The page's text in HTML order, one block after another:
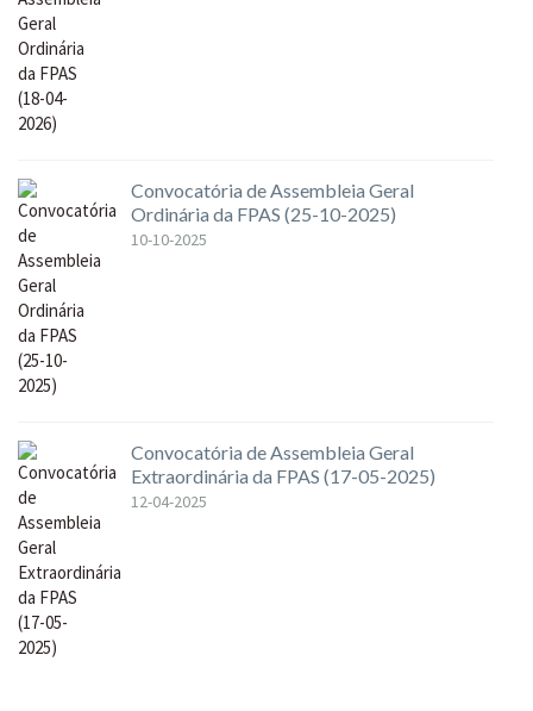
Convocatória de Assembleia Geral
Ordinária da FPAS (25-10-2025)
10-10-2025
Convocatória de Assembleia Geral
Extraordinária da FPAS (17-05-2025)
12-04-2025